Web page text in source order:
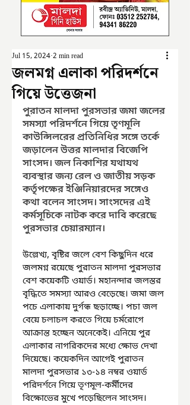
জলমগ্ন এলাকা পরিদর্শনে
গিয়ে উত্তেজনা
Jul 15, 2024 2 min read
পুরাতন মালদা পুরসভার জমা জলের
সমস্যা পরিদর্শনে গিয়ে তৃণমূলি
কাউন্সিলরের প্রতিনিধির সঙ্গে তর্কে
জড়ালেন উত্তর মালদার বিজেপি
সাংসদ। জল নিকাশির যথাযথ
ব্যবস্থার জন্য রেল ও জাতীয় সড়ক
কর্তৃপক্ষের ইঞ্জিনিয়ারদের সঙ্গেও
কথা বলেন সাংসদ। সাংসদের এই
কর্মসূচিকে নাটক করে দাবি করেছে
পুরসভার চেয়ারম্যান।
উল্লেখ্য, বৃষ্টির জলে বেশ কিছুদিন ধরে
জলমগ্ন রয়েছে পুরাতন মালদা পুরসভার
বেশ কয়েকটি ওয়ার্ড। মহানন্দার জলস্তর
বৃদ্ধিতে সমস্যা আরও বেড়েছে। জমা জল
পচে এলাকায় দুর্গন্ধ ছড়াচ্ছে। পচা জল
বেয়ে চলাচল করতে গিয়ে চর্মরোগে
আক্রান্ত হচ্ছেন অনেকেই। এনিয়ে পুর
এলাকার নাগরিকদের মধ্যে ক্ষোভ দেখা
দিয়েছে। কয়েকদিন আগেই পুরাতন
মালদা পুরসভার ১৩-১৪ নম্বর ওয়ার্ড
পরিদর্শনে গিয়ে তৃণমূল-কর্মীদের
বিক্ষোভের মুখে পড়েছিলেন সাংসদ।